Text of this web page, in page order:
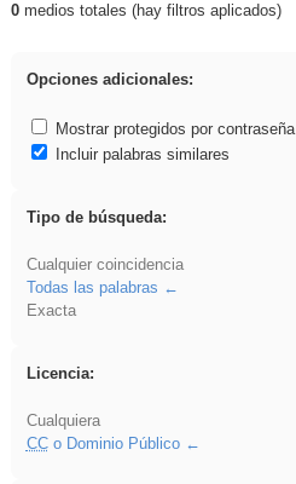
Resultados de: carrocero
0medios totales (hay filtros aplicados)
Opciones adicionales:
Mostrar protegidos por contraseña
Incluir palabras similares
Tipo de búsqueda:
Cualquier coincidencia
Todas las palabras
Exacta
Licencia:
Cualquiera
CCo Dominio Público